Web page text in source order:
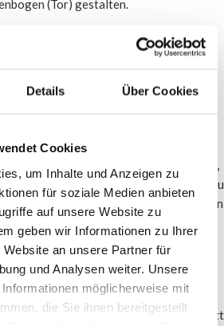
Details Über Cookies
Cookies
um Inhalte und Anzeigen zu
für soziale Medien anbieten
auf unsere Website zu
geben wir Informationen zu Ihrer
an unsere Partner für
und Analysen weiter. Unsere
möglicherweise mit
die Sie ihnen bereitgestellt
(Tor) gestalten.
Ligusterhecke
Pflanze und lässt sich bei
retten. Schneiden Sie sie
September. Grundsätzlich können Sie
wie Sie möchten, aber es ist am besten,
einer Höhe von 50 Zentimetern stehen zu
eine niedrige Ligusterhecke? Dann halten
25 Zentimetern ein. Im Frühjahr wird
vollständig zum Leben erwachen.
beschlossen, den vernachlässigten
schneiden Sie am besten nur die
bis August, um den starken Rückschnitt